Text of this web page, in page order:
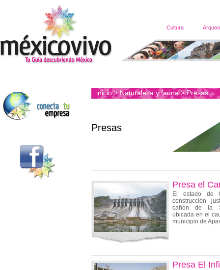
Cultura
inicio>Naturaleza y fauna>Presas
Presas
Presa el
El estado de
construcción
cañón de la
ubicada en el
municipio de
Presa El